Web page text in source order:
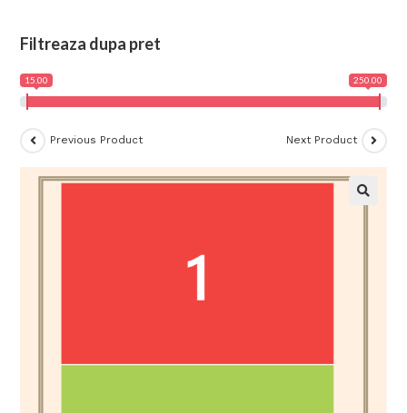
Filtreaza dupa pret
15.00 250.00
Previous Product Next Product